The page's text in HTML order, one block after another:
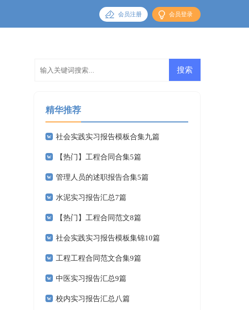
会员登录
会员注册
精华推荐
社会实践实习报告模板合集九篇
【热门】工程合同合集5篇
管理人员的述职报告合集5篇
水泥实习报告汇总7篇
【热门】工程合同范文8篇
社会实践实习报告模板集锦10篇
工程工程合同范文合集9篇
中医实习报告汇总9篇
校内实习报告汇总八篇